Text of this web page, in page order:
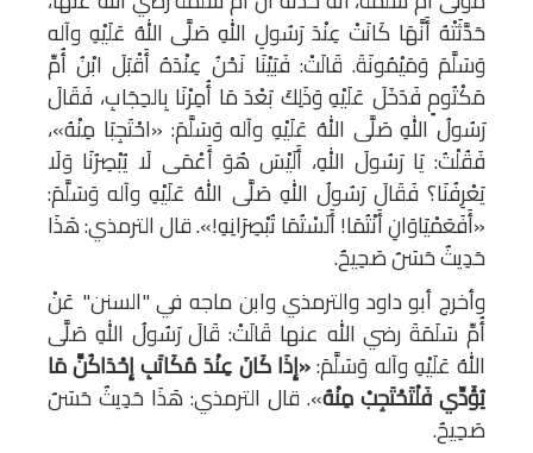
حَدَّثَتْهُ أَنَّهَا كَانَتْ عِنْدَ رَسُولِ اللهِ صَلَّى اللهُ عَلَيْهِ وآله
وَسَلَّمَ وَمَيْمُونَةَ. قَالَتْ: فَبَيْنَا نَحْنُ عِنْدَهُ أَقْبَلَ ابْنُ أُمِّ
مَكْتُومٍ فَدَخَلَ عَلَيْهِ وَذَلِكَ بَعْدَ مَا أُمِرْنَا بِالحِجَابِ، فَقَالَ
رَسُولُ اللهِ صَلَّى اللهُ عَلَيْهِ وآله وَسَلَّمَ: «احْتَجِبَا مِنْهُ»،
فَقُلْتُ: يَا رَسُولَ اللهِ، أَلَيْسَ هُوَ أَعْمَى لَا يُبْصِرُنَا وَلَا
يَعْرِفُنَا؟ فَقَالَ رَسُولُ اللهِ صَلَّى اللهُ عَلَيْهِ وآله وَسَلَّمَ:
«أَفَعَمْيَاوَانِ أَنْتُمَا! أَلَسْتُمَا تُبْصِرَانِهِ!». قال الترمذي: هَذَا
حَدِيثٌ حَسَنٌ صَحِيحٌ.
وأخرج أبو داود والترمذي وابن ماجه في "السنن" عَنْ
أُمِّ سَلَمَةَ رضي الله عنها قَالَتْ: قَالَ رَسُولُ اللهِ صَلَّى
اللهُ عَلَيْهِ وآله وَسَلَّمَ:«إِذَا كَانَ عِنْدَ مُكَاتَبِ إِحْدَاكُنَّ مَا
يُؤَدِّي فَلْتَحْتَجِبْ مِنْهُ». قال الترمذي: هَذَا حَدِيثٌ حَسَنٌ
صَحِيحٌ.